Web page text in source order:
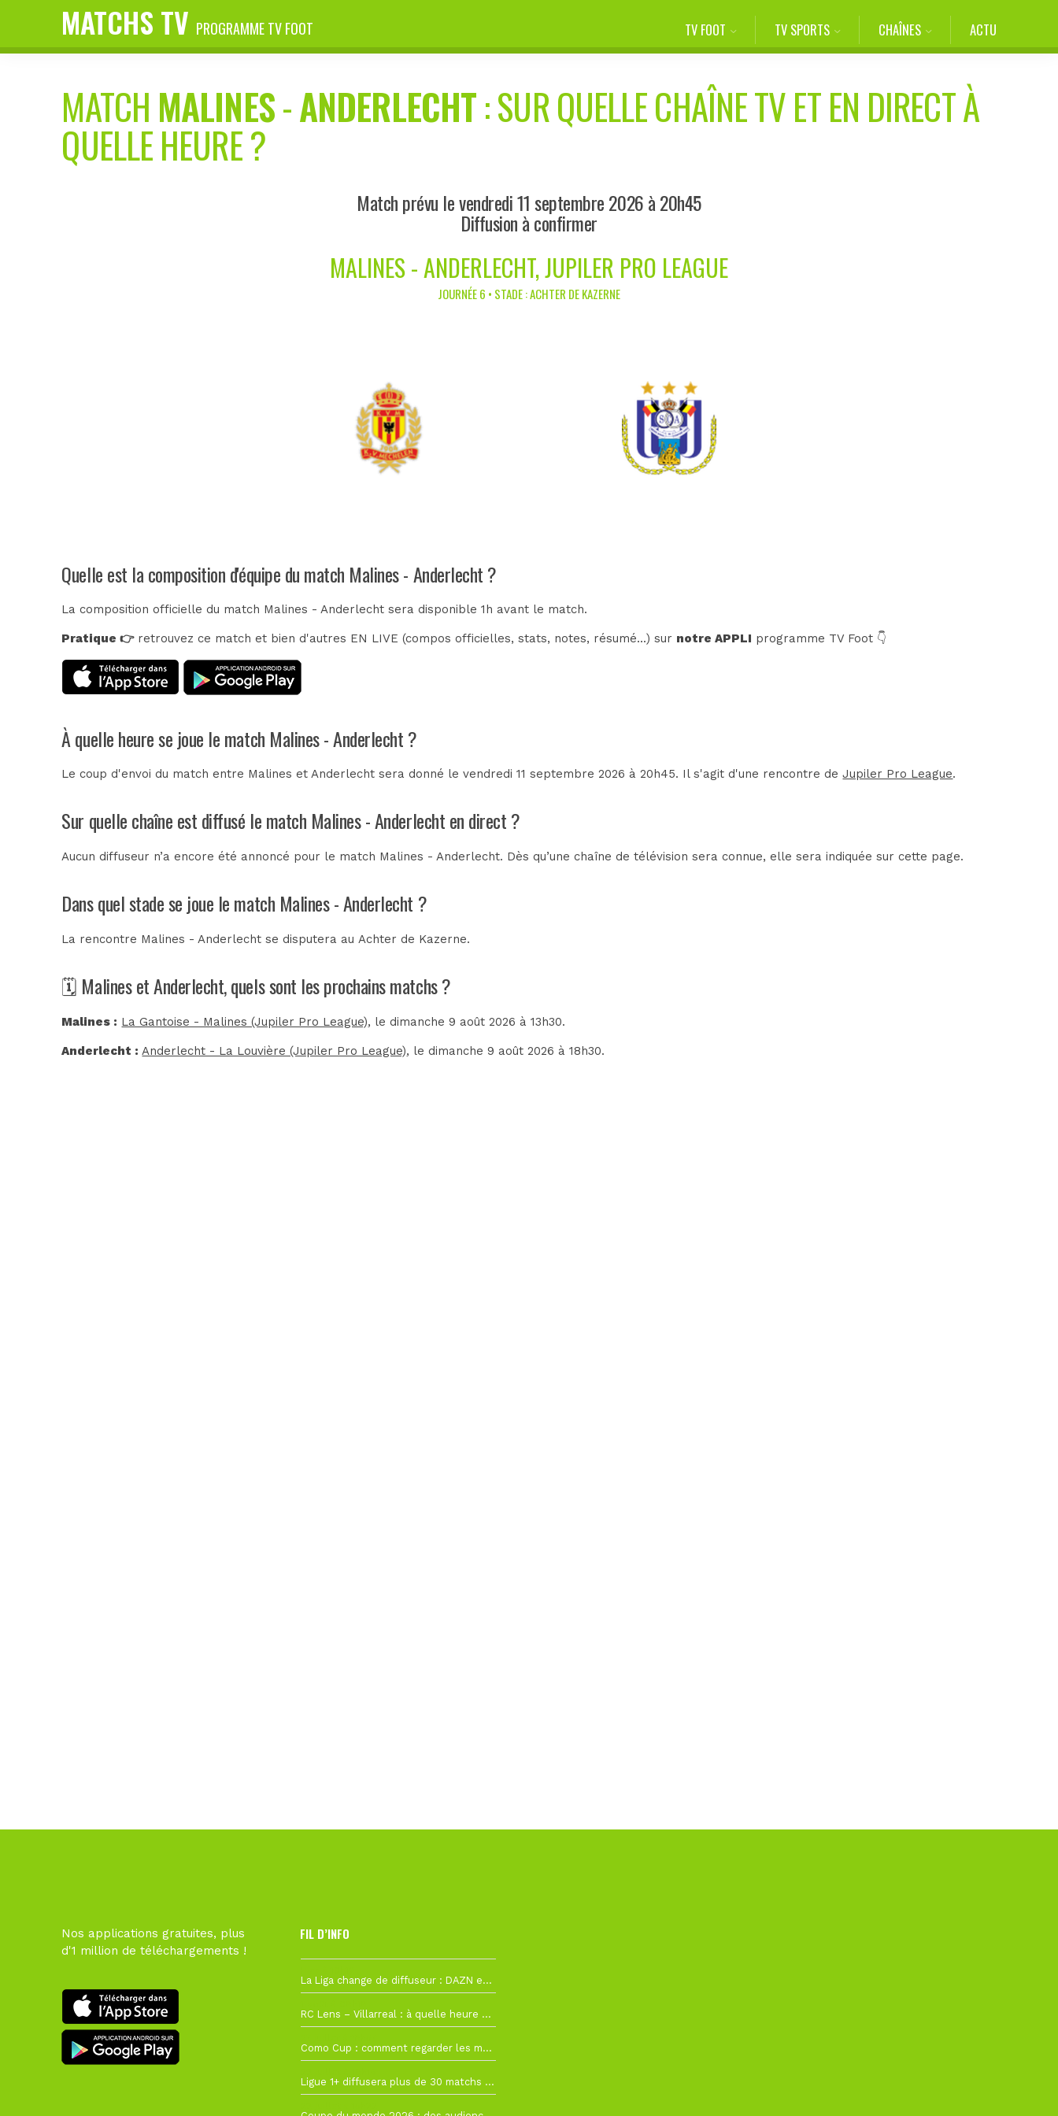
MATCHS TV PROGRAMME TV FOOT TV FOOT TV SPORTS CHAÎNES ACTU
MATCH MALINES-ANDERLECHT: SUR QUELLE CHAÎNE TV ET EN DIRECT À
QUELLE HEURE ?
Match prévu le vendredi 11 septembre 2026 à 20h45
Diffusion à confirmer
MALINES - ANDERLECHT, JUPILER PRO LEAGUE
JOURNÉE 6 • STADE : ACHTER DE KAZERNE
Quelle est la composition d'équipe du match Malines - Anderlecht ?
La composition officielle du match Malines - Anderlecht sera disponible 1h avant le match.
Pratique 👉retrouvez ce match et bien d'autres EN LIVE (compos officielles, stats, notes, résumé...) sur notre APPLI programme TV Foot 👇
À quelle heure se joue le match Malines - Anderlecht ?
Le coup d'envoi du match entre Malines et Anderlecht sera donné le vendredi 11 septembre 2026 à 20h45. Il s'agit d'une rencontre deJupiler Pro League.
Sur quelle chaîne est diffusé le match Malines - Anderlecht en direct ?
Aucun diffuseur n’a encore été annoncé pour le match Malines - Anderlecht. Dès qu’une chaîne de télévision sera connue, elle sera indiquée sur cette page.
Dans quel stade se joue le match Malines - Anderlecht ?
La rencontre Malines - Anderlecht se disputera auAchter de Kazerne.
🗓️ Malines et Anderlecht, quels sont les prochains matchs ?
Malines : La Gantoise - Malines (Jupiler Pro League), le dimanche 9 août 2026 à 13h30.
Anderlecht : Anderlecht - La Louvière (Jupiler Pro League), le dimanche 9 août 2026 à 18h30.
Nos applications gratuites, plus
d'1 million de téléchargements !
FIL D’INFO
La Liga change de diffuseur : DAZN et Disney+ remplacent beIN Sports !
RC Lens – Villarreal : à quelle heure et sur quelle chaîne voir la finale de la Como Cup ?
Como Cup : comment regarder les matchs du RC Lens en direct ?
Ligue 1+ diffusera plus de 30 matchs amicaux avant la reprise de la Ligue 1